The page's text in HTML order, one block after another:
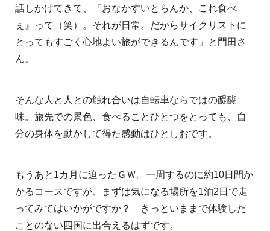
話しかけてきて、『おなかすいとらんか、これ食べ
ぇ』って（笑）。それが日常。だからサイクリストに
とってもすごく心地よい旅ができるんです」と門田さ
ん。
そんな人と人との触れ合いは自転車ならではの醍醐
味。旅先での景色、食べることひとつをとっても、自
分の身体を動かして得た感動はひとしおです。
もうあと1カ月に迫ったＧＷ。一周するのに約10日間か
かるコースですが、まずは気になる場所を1泊2日で走
ってみてはいかがですか？ きっといままで体験した
ことのない四国に出合えるはずです。